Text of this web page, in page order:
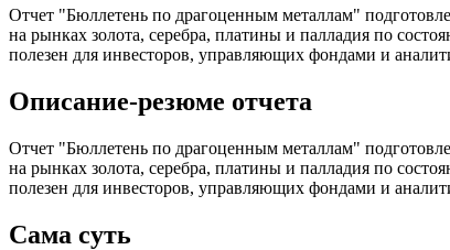
Отчет "Бюллетень по драгоценным металлам"
на рынках золота, серебра, платины и палладия по
полезен для инвесторов, управляющих фондами и
Описание-резюме отчета
Отчет "Бюллетень по драгоценным металлам"
на рынках золота, серебра, платины и палладия по
полезен для инвесторов, управляющих фондами и
Сама суть